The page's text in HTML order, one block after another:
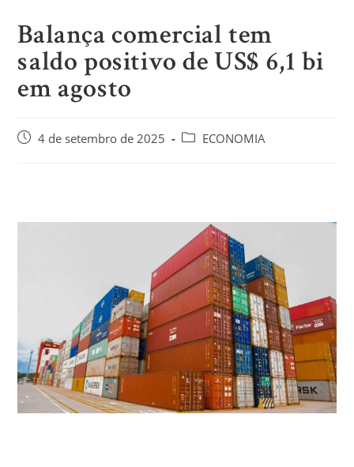
Balança comercial tem
saldo positivo de US$ 6,1 bi
em agosto
4 de setembro de 2025 ECONOMIA